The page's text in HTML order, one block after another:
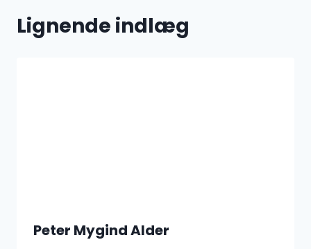
Lignende indlæg
Peter Mygind Alder